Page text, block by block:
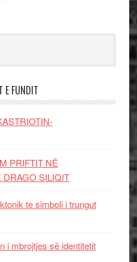
E FUNDIT
PRIFTIT NË
DRAGO SILIQIT
te simboli i trungut
i mbrojtjes së identitetit